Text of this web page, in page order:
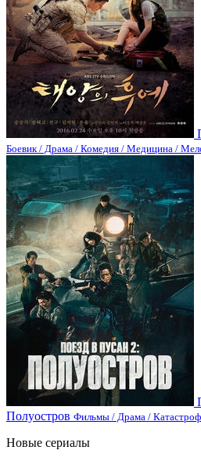
Боевик / Драма / Комедия / Медицина /
Полуостров Фильмы / Драма /
Новые сериалы